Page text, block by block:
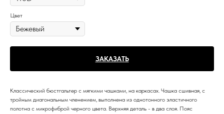
Цвет
ЗАКАЗАТЬ
Классический бюстгальтер с мягкими чашками, на каркасах. Чашка сшивная, с
тройным диагональным членением, выполнена из однотонного эластичного
полотна с микрофиброй черного цвета. Верхняя деталь - в два слоя. Пояс